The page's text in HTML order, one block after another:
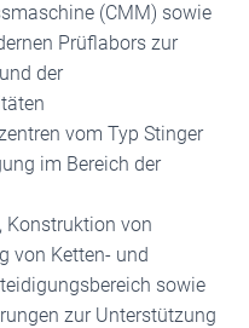
(CMM) sowie
Prüflabors zur
der
vom Typ Stinger
im Bereich der
Konstruktion von
von Ketten- und
sowie
zur Unterstützung